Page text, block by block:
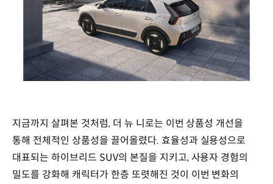
지금까지 살펴본 것처럼, 더 뉴 니로는 이번 상품성 개선을
통해 전체적인 상품성을 끌어올렸다. 효율성과 실용성으로
대표되는 하이브리드 SUV의 본질을 지키고, 사용자 경험의
밀도를 강화해 캐릭터가 한층 또렷해진 것이 이번 변화의